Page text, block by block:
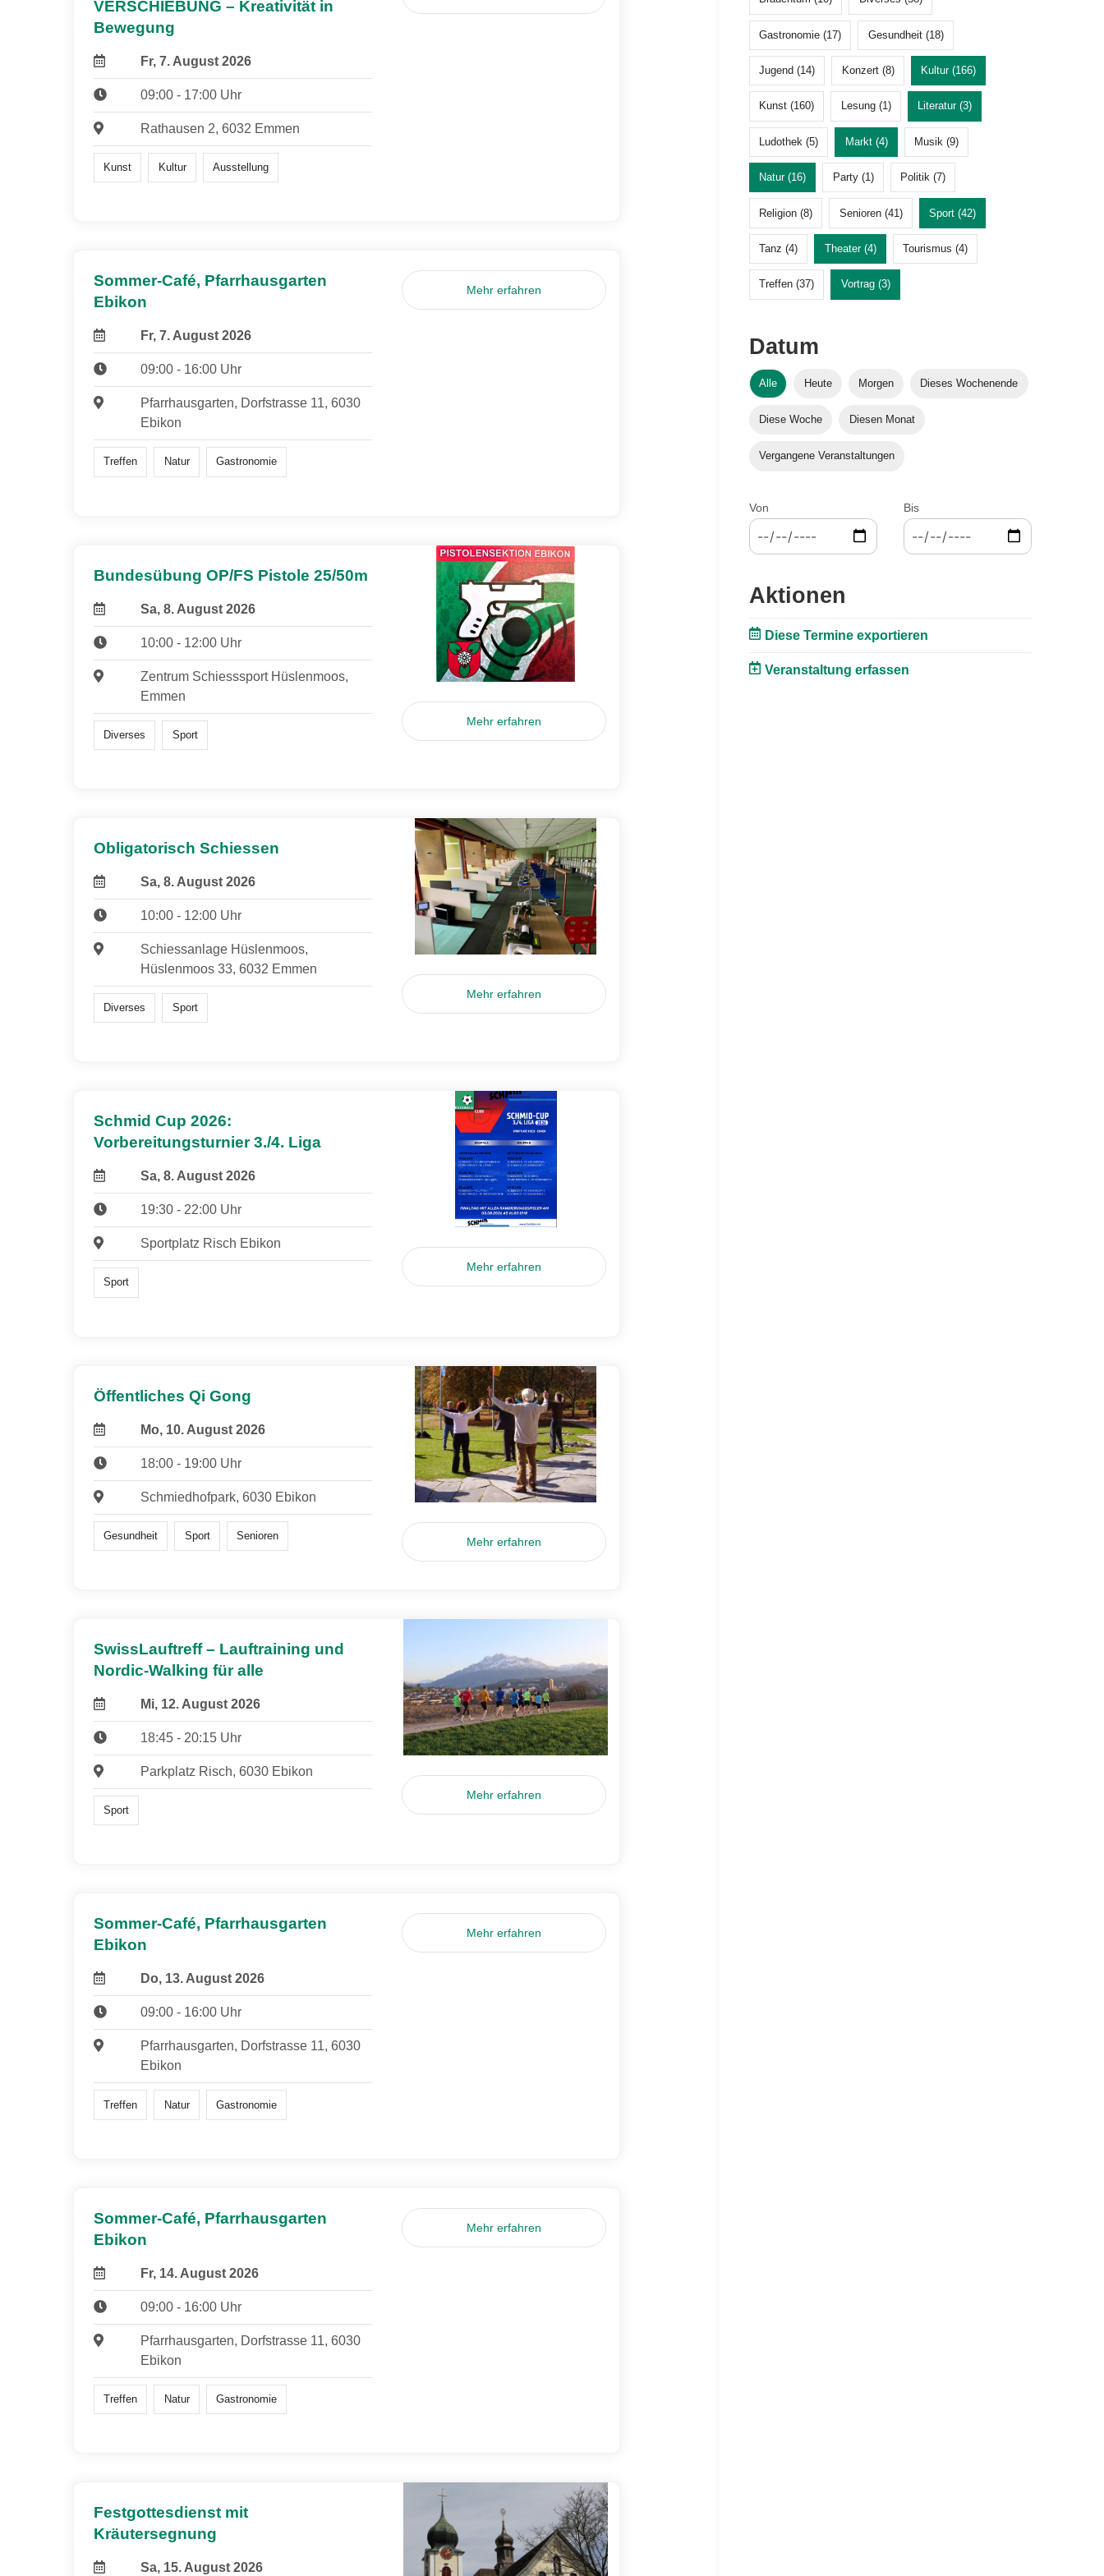
VERSCHIEBUNG – Kreativität in
Bewegung
Fr, 7. August 2026
09:00 - 17:00 Uhr
Rathausen 2, 6032 Emmen
Kunst Kultur Ausstellung
Sommer-Café, Pfarrhausgarten
Ebikon
Fr, 7. August 2026
09:00 - 16:00 Uhr
Pfarrhausgarten, Dorfstrasse 11, 6030
Ebikon
Treffen Natur Gastronomie
Mehr erfahren
Bundesübung OP/FS Pistole 25/50m
Sa, 8. August 2026
10:00 - 12:00 Uhr
Zentrum Schiesssport Hüslenmoos,
Emmen
Diverses Sport
Mehr erfahren
Obligatorisch Schiessen
Sa, 8. August 2026
10:00 - 12:00 Uhr
Schiessanlage Hüslenmoos,
Hüslenmoos 33, 6032 Emmen
Diverses Sport
Mehr erfahren
Schmid Cup 2026:
Vorbereitungsturnier 3./4. Liga
Sa, 8. August 2026
19:30 - 22:00 Uhr
Sportplatz Risch Ebikon
Sport
Mehr erfahren
Öffentliches Qi Gong
Mo, 10. August 2026
18:00 - 19:00 Uhr
Schmiedhofpark, 6030 Ebikon
Gesundheit Sport Senioren Mehr erfahren
SwissLauftreff – Lauftraining und
Nordic-Walking für alle
Mi, 12. August 2026
18:45 - 20:15 Uhr
Parkplatz Risch, 6030 Ebikon
Sport
Mehr erfahren
Sommer-Café, Pfarrhausgarten
Ebikon
Do, 13. August 2026
09:00 - 16:00 Uhr
Pfarrhausgarten, Dorfstrasse 11, 6030
Ebikon
Treffen Natur Gastronomie
Mehr erfahren
Sommer-Café, Pfarrhausgarten
Ebikon
Fr, 14. August 2026
09:00 - 16:00 Uhr
Pfarrhausgarten, Dorfstrasse 11, 6030
Ebikon
Treffen Natur Gastronomie
Mehr erfahren
Festgottesdienst mit
Kräutersegnung
Sa, 15. August 2026
Gastronomie (17) Gesundheit (18)
Jugend (14) Konzert (8) Kultur (166)
Kunst (160) Lesung (1) Literatur (3)
Ludothek (5) Markt (4) Musik (9)
Natur (16) Party (1) Politik (7)
Religion (8) Senioren (41) Sport (42)
Tanz (4) Theater (4) Tourismus (4)
Treffen (37) Vortrag (3)
Datum
Alle Heute Morgen Dieses Wochenende
Diese Woche Diesen Monat
Vergangene Veranstaltungen
Von Bis
Aktionen
Diese Termine exportieren
Veranstaltung erfassen